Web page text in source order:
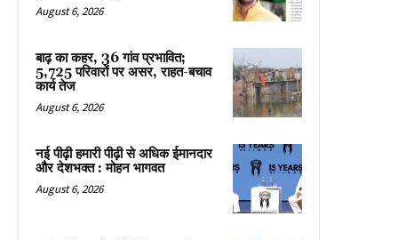
August 6, 2026
बाढ़ का कहर, 36 गांव प्रभावित;
5,725 परिवारों पर असर, राहत-बचाव
कार्य तेज
August 6, 2026
नई पीढ़ी हमारी पीढ़ी से अधिक ईमानदार
और देशभक्त : मोहन भागवत
August 6, 2026